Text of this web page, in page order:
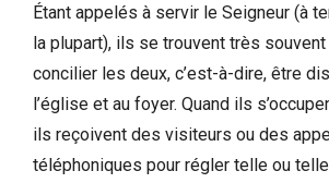
Étant appelés à servir le Seigneur (à
la plupart), ils se trouvent très
concilier les deux, c’est-à-dire, être
l’église et au foyer. Quand ils
ils reçoivent des visiteurs ou des
téléphoniques pour régler telle ou